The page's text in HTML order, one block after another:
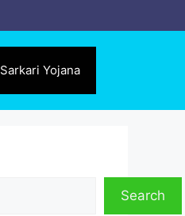
Sarkari Yojana
Search